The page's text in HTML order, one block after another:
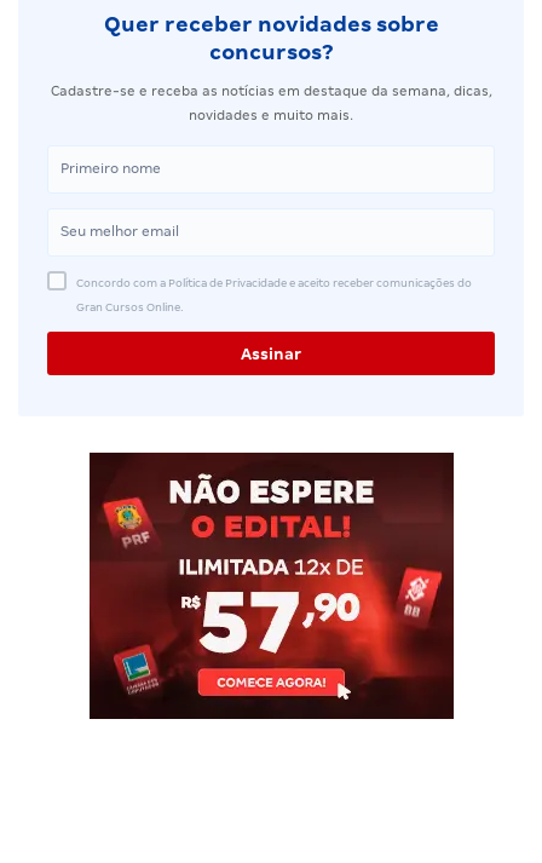
Quer receber novidades sobre
concursos?
Cadastre-se e receba as notícias em destaque da semana, dicas,
novidades e muito mais.
Concordo com a Política de Privacidade e aceito receber comunicações do
Gran Cursos Online.